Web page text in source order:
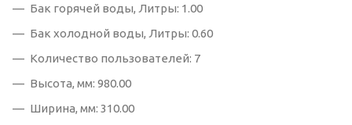
Бак горячей воды, Литры: 1.00
Бак холодной воды, Литры: 0.60
Количество пользователей: 7
Высота, мм: 980.00
Ширина, мм: 310.00